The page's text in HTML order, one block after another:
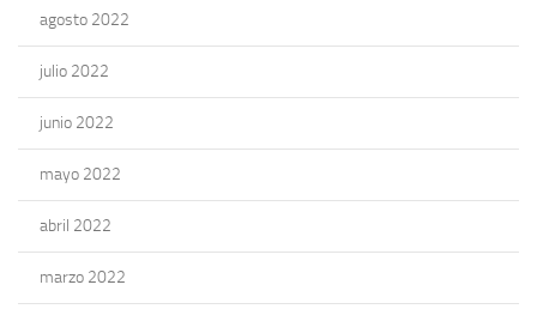
agosto 2022
julio 2022
junio 2022
mayo 2022
abril 2022
marzo 2022